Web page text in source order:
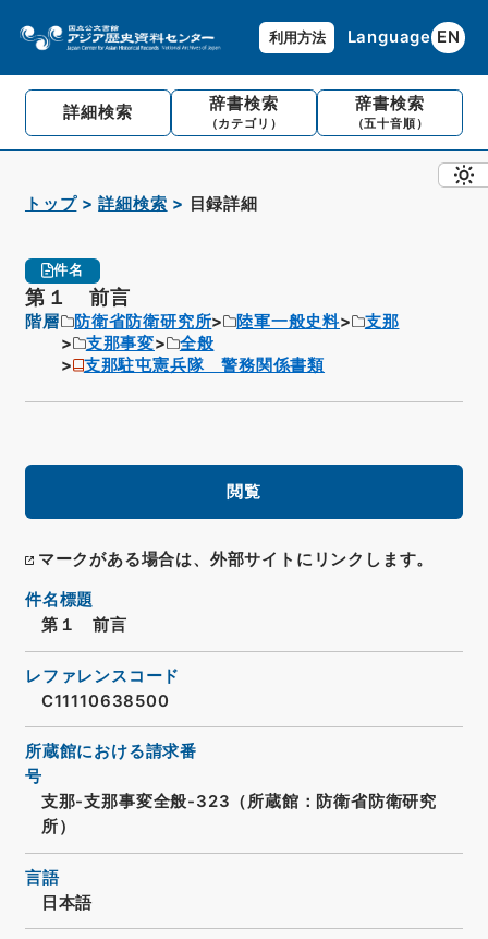
利用方法 Language EN
詳細検索 辞書検索
（カテゴリ）
辞書検索
（五十音順）
トップ 詳細検索 目録詳細
件名
第１ 前言
階層 防衛省防衛研究所 陸軍一般史料
支那
支那事変
全般
支那駐屯憲兵隊 警務関係書類
閲覧
マークがある場合は、外部サイトにリンクします。
件名標題
第１ 前言
レファレンスコード
C11110638500
所蔵館における請求番
号
支那-支那事変全般-323（所蔵館：防衛省防衛研究
所）
言語
日本語